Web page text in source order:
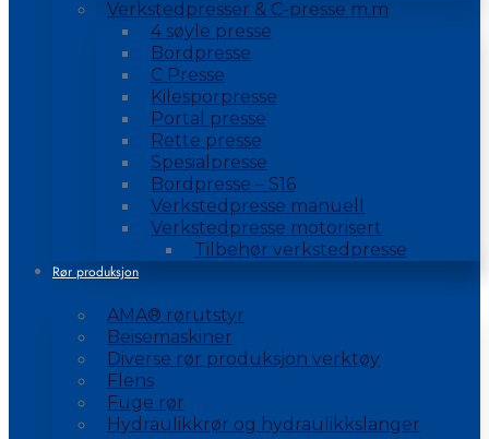
Verkstedpresser & C-presse m.m
4 søyle presse
Bordpresse
C Presse
Kilesporpresse
Portal presse
Rette presse
Spesialpresse
Bordpresse – S16
Verkstedpresse manuell
Verkstedpresse motorisert
Tilbehør verkstedpresse
Rør produksjon
AMA® rørutstyr
Beisemaskiner
Diverse rør produksjon verktøy
Flens
Fuge rør
Hydraulikkrør og hydraulikkslanger